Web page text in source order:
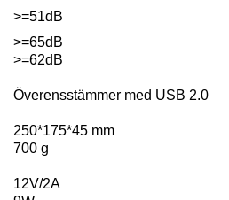
>=51dB
>=65dB
>=62dB
Överensstämmer med USB 2.0
250*175*45 mm
700 g
12V/2A